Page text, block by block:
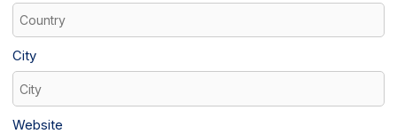
City
Website